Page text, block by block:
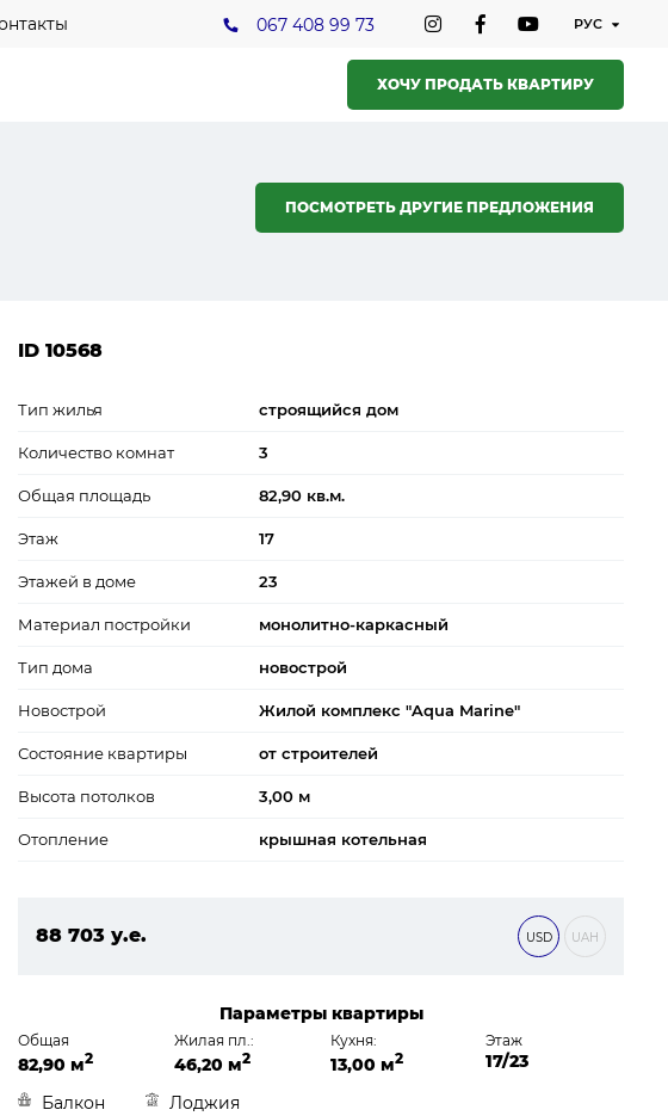
067 408 99 73
ХОЧУ ПРОДАТЬ КВАРТИРУ
ПОСМОТРЕТЬ ДРУГИЕ ПРЕДЛОЖЕНИЯ
ID 10568
Тип жилья строящийся дом
Количество комнат 3
Общая площадь 82,90 кв.м.
Этаж 17
Этажей в доме 23
Материал постройки монолитно-каркасный
Тип дома новострой
Новострой Жилой комплекс "Aqua Marine"
Состояние квартиры от строителей
Высота потолков 3,00 м
Отопление крышная котельная
88 703 у.е.
USD UAH
Параметры квартиры
Общая
82,90 м2
Жилая пл.:
46,20 м2
Кухня:
13,00 м2
Этаж
17/23
Балкон
Лоджия